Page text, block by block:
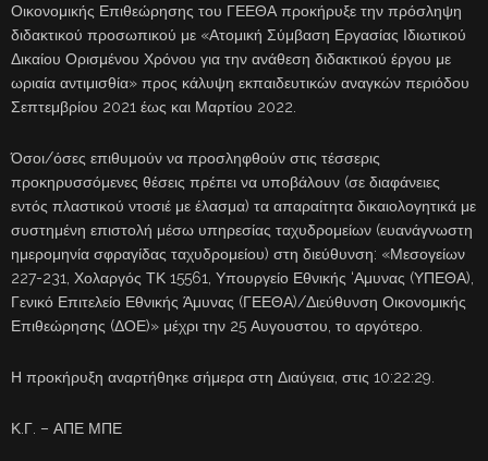
Οικονομικής Επιθεώρησης του ΓΕΕΘΑ προκήρυξε την πρόσληψη
διδακτικού προσωπικού με «Ατομική Σύμβαση Εργασίας Ιδιωτικού
Δικαίου Ορισμένου Χρόνου για την ανάθεση διδακτικού έργου με
ωριαία αντιμισθία» προς κάλυψη εκπαιδευτικών αναγκών περιόδου
Σεπτεμβρίου 2021 έως και Μαρτίου 2022.
Όσοι/όσες επιθυμούν να προσληφθούν στις τέσσερις
προκηρυσσόμενες θέσεις πρέπει να υποβάλουν (σε διαφάνειες
εντός πλαστικού ντοσιέ με έλασμα) τα απαραίτητα δικαιολογητικά με
συστημένη επιστολή μέσω υπηρεσίας ταχυδρομείων (ευανάγνωστη
ημερομηνία σφραγίδας ταχυδρομείου) στη διεύθυνση: «Μεσογείων
227-231, Χολαργός ΤΚ 15561, Υπουργείο Εθνικής ‘Αμυνας (ΥΠΕΘΑ),
Γενικό Επιτελείο Εθνικής Άμυνας (ΓΕΕΘΑ)/Διεύθυνση Οικονομικής
Επιθεώρησης (ΔΟΕ)» μέχρι την 25 Αυγουστου, το αργότερο.
Η προκήρυξη αναρτήθηκε σήμερα στη Διαύγεια, στις 10:22:29.
Κ.Γ. – ΑΠΕ ΜΠΕ